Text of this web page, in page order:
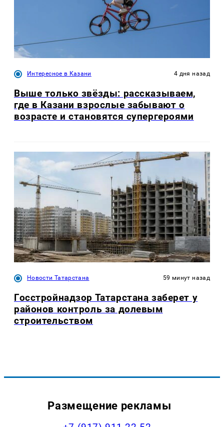
Интересное в Казани 4 дня назад
Выше только звёзды: рассказываем,
где в Казани взрослые забывают о
возрасте и становятся супергероями
Новости Татарстана 59 минут назад
Госстройнадзор Татарстана заберет у
районов контроль за долевым
строительством
Размещение рекламы